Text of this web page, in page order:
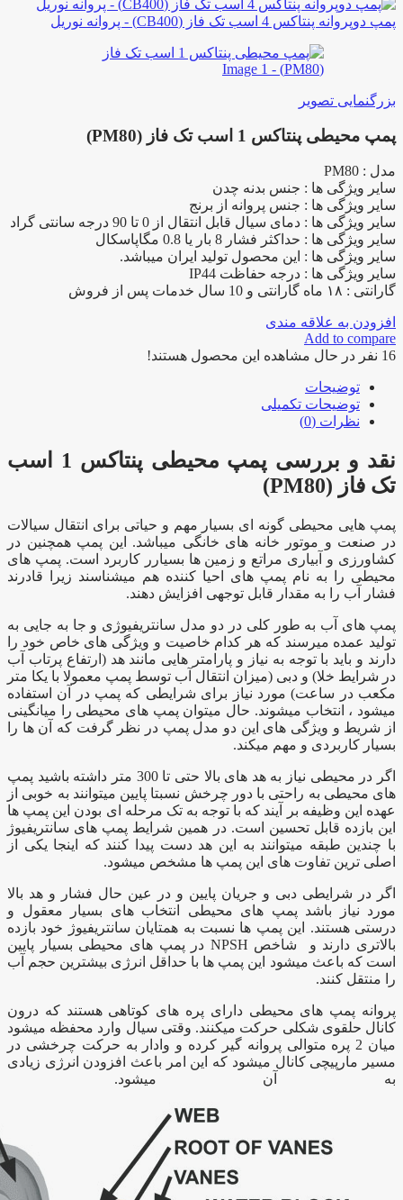
پمپ دوپروانه پنتاکس 4 اسب تک فاز (CB400) - پروانه نوریل
بزرگنمایی تصویر
پمپ محیطی پنتاکس 1 اسب تک فاز (PM80)
مدل : PM80
سایر ویژگی ها : جنس بدنه چدن
سایر ویژگی ها : جنس پروانه از برنج
سایر ویژگی ها : دمای سیال قابل انتقال از 0 تا 90 درجه سانتی گراد
سایر ویژگی ها : حداکثر فشار 8 بار یا 0.8 مگاپاسکال
سایر ویژگی ها : این محصول تولید ایران میباشد.
سایر ویژگی ها : درجه حفاظت IP44
گارانتی : ۱۸ ماه گارانتی و 10 سال خدمات پس از فروش
افزودن به علاقه مندی
Add to compare
16 نفر در حال مشاهده این محصول هستند!
توضیحات
توضیحات تکمیلی
نظرات (0)
نقد و بررسی پمپ محیطی پنتاکس 1 اسب
تک فاز (PM80)
پمپ هایی محیطی گونه ای بسیار مهم و حیاتی برای انتقال سیالات
در صنعت و موتور خانه های خانگی میباشد. این پمپ همچنین در
کشاورزی و آبیاری مراتع و زمین ها بسیارر کاربرد است. پمپ های
محیطی را به نام پمپ های احیا کننده هم میشناسند زیرا قادرند
فشار آب را به مقدار قابل توجهی افزایش دهند.
پمپ های آب به طور کلی در دو مدل سانتریفیوژی و جا به جایی به
تولید عمده میرسند که هر کدام خاصیت و ویژگی های خاص خود را
دارند و باید با توجه به نیاز و پارامتر هایی مانند هد (ارتفاع پرتاب آب
در شرایط خلا) و دبی (میزان انتقال آب توسط پمپ معمولا با یکا متر
مکعب در ساعت) مورد نیاز برای شرایطی که پمپ در آن استفاده
میشود ، انتخاب میشوند. حال میتوان پمپ های محیطی را میانگینی
از شریط و ویژگی های این دو مدل پمپ در نظر گرفت که آن ها را
بسیار کاربردی و مهم میکند.
اگر در محیطی نیاز به هد های بالا حتی تا 300 متر داشته باشید پمپ
های محیطی به راحتی با دور چرخش نسبتا پایین میتوانند به خوبی از
عهده این وظیفه بر آیند که با توجه به تک مرحله ای بودن این پمپ ها
این بازده قابل تحسین است. در همین شرایط پمپ های سانتریفیوژ
با چندین طبقه میتوانند به این هد دست پیدا کنند که اینجا یکی از
اصلی ترین تفاوت های این پمپ ها مشخص میشود.
اگر در شرایطی دبی و جریان پایین و در عین حال فشار و هد بالا
مورد نیاز باشد پمپ های محیطی انتخاب های بسیار معقول و
درستی هستند. این پمپ ها نسبت به همتایان سانتریفیوژ خود بازده
بالاتری دارند و شاخص NPSH در پمپ های محیطی بسیار پایین
است که باعث میشود این پمپ ها با حداقل انرژی بیشترین حجم آب
را منتقل کنند.
پروانه پمپ های محیطی دارای پره های کوتاهی هستند که درون
کانال حلقوی شکلی حرکت میکنند. وقتی سیال وارد محفظه میشود
میان 2 پره متوالی پروانه گیر کرده و وادار به حرکت چرخشی در
مسیر مارپیچی کانال میشود که این امر باعث افزودن انرژی زیادی
به آن میشود.